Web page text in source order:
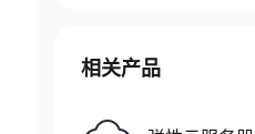
相关产品